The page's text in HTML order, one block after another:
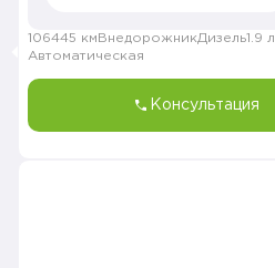
106445 км ВнедорожникДизель1.9 л.
Автоматическая
Консультация